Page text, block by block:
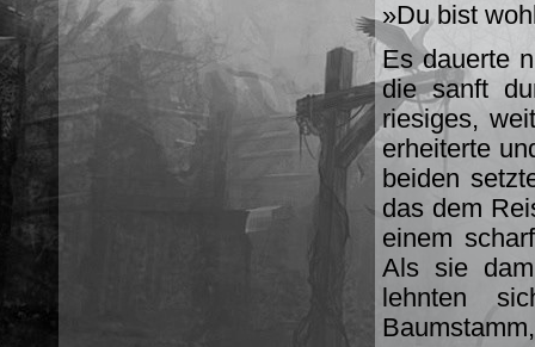
»Du bist
Es dauerte
die sanft
riesiges,
erheiterte
beiden
das dem
einem
Als sie
lehnten